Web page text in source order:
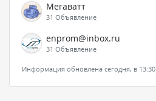
Мегаватт
31 Объявление
enprom@inbox.ru
31 Объявление
Информация обновлена сегодня, в 13:30